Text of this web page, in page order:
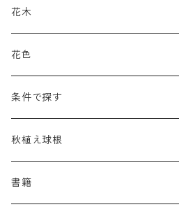
アストランティア
アデノフォラ
カルタ
クランベ
サルウィア
サングイソルバ
タ行
タナケツム
タリクトルム
ナ行
ネペタ
ハ行
パエオニア
バプティシア
マ行
ムクゲニア
ラ行
アコニツム
アルンクス
ギボウシ
キレンゲショウマ
タ行
ティアレラ
ドイツスズラン
ハ行
ブルネラ
プルモナリア
マ行
メルテンシア
ラ行
ランプロカプノス
シダ類
エリムス
カ行
カスマンティウム
カレクス
サ行
スティパ
セスレリア
タ行
デスカンプシア
ハ行
ハコネクロア
マ行
原種類
ハマナシの交配種（HRg）
ランブラー
クライマー
半つる
花木
花色
黒
青
緑
条件で探す
蜜源植物
グランドカバーにも良い植物
秋植え球根
アリウム
書籍